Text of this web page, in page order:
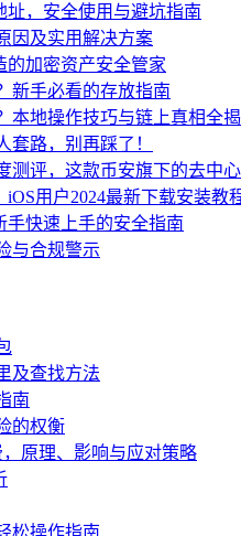
址，安全使用与避坑指南
因及实用解决方案
的加密资产安全管家
新手必看的存放指南
本地操作技巧与链上真相全
套路，别再踩了！
测评，这款币安旗下的去中
iOS用户2024最新下载安装教
手快速上手的安全指南
与合规警示
及查找方法
南
的权衡
原理、影响与应对策略